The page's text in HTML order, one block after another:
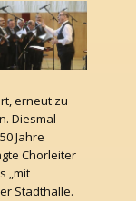
erneut zu
Diesmal
Jahre
Chorleiter
„mit
Stadthalle.